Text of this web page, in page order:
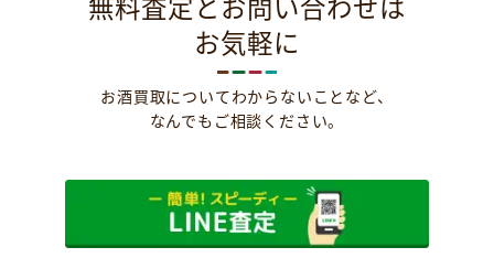
無料査定とお問い合わせは
お気軽に
お酒買取についてわからないことなど、
なんでもご相談ください。